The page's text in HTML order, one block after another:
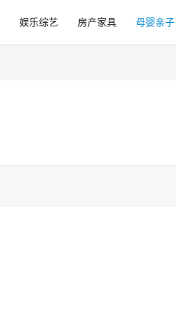
娱乐综艺 房产家具 母婴亲子